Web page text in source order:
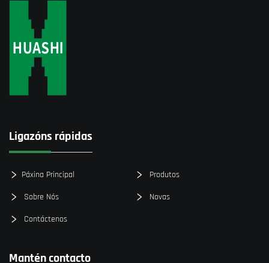
Ligazóns rápidas
Páxina Principal Produtos
Sobre Nós Novas
Contáctenos
Mantén contacto